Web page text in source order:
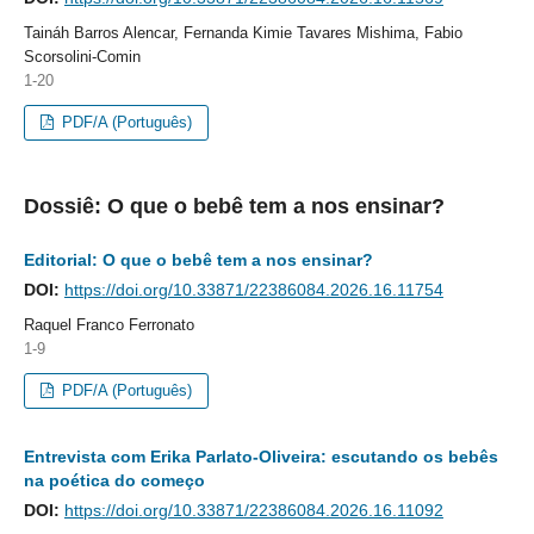
Taináh Barros Alencar, Fernanda Kimie Tavares Mishima, Fabio
Scorsolini-Comin
1-20
PDF/A (Português)
Dossiê: O que o bebê tem a nos ensinar?
Editorial: O que o bebê tem a nos ensinar?
DOI: https://doi.org/10.33871/22386084.2026.16.11754
Raquel Franco Ferronato
1-9
PDF/A (Português)
Entrevista com Erika Parlato-Oliveira: escutando os bebês
na poética do começo
DOI: https://doi.org/10.33871/22386084.2026.16.11092